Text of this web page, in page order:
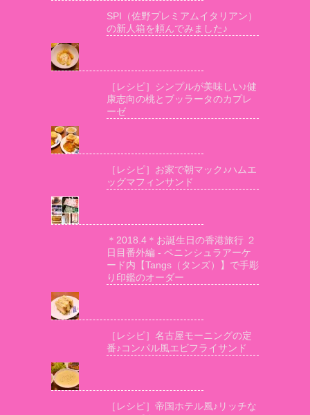
SPI（佐野プレミアムイタリアン）
の新人箱を頼んでみました♪
［レシピ］シンプルが美味しい♪健
康志向の桃とブッラータのカプレ
ーゼ
［レシピ］お家で朝マック♪ハムエ
ッグマフィンサンド
＊2018.4＊お誕生日の香港旅行 ２
日目番外編 - ペニンシュラアーケ
ード内【Tangs（タンズ）】で手彫
り印鑑のオーダー
［レシピ］名古屋モーニングの定
番♪コンパル風エビフライサンド
［レシピ］帝国ホテル風♪リッチな